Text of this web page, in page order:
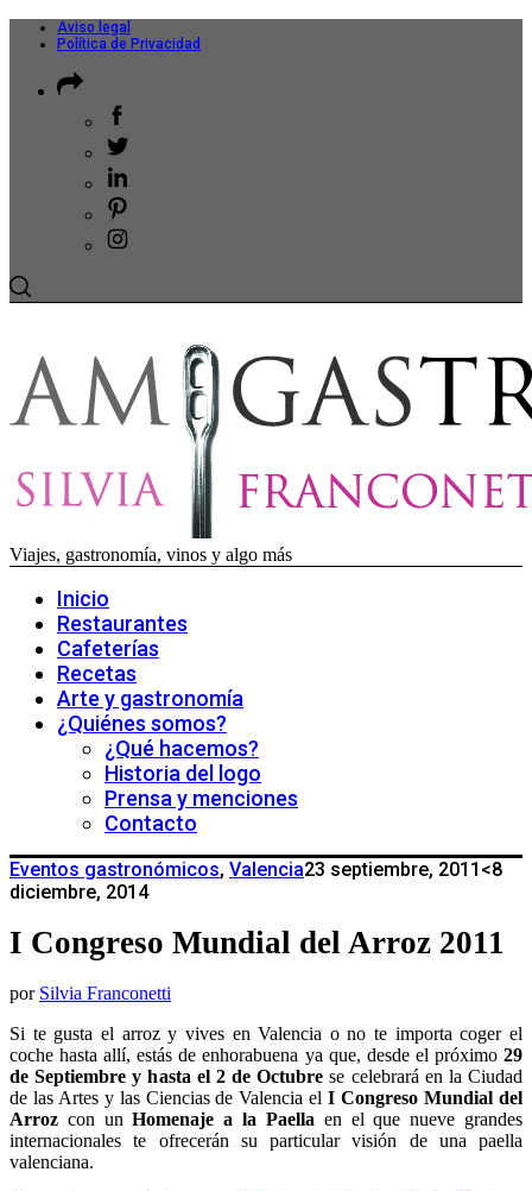
Aviso legal
Política de Privacidad
Viajes, gastronomía, vinos y algo más
Inicio
Restaurantes
Cafeterías
Recetas
Arte y gastronomía
¿Quiénes somos?
¿Qué hacemos?
Historia del logo
Prensa y menciones
Contacto
Eventos gastronómicos, Valencia23 septiembre, 2011 <8
diciembre, 2014
I Congreso Mundial del Arroz 2011
por Silvia Franconetti
Si te gusta el arroz y vives en Valencia o no te importa coger el
coche hasta allí, estás de enhorabuena ya que, desde el próximo 29
de Septiembre y hasta el 2 de Octubre se celebrará en la Ciudad
de las Artes y las Ciencias de Valencia elI Congreso Mundial del
Arroz con unHomenaje a la Paellaen el que nueve grandes
internacionales te ofrecerán su particular visión de una paella
valenciana.